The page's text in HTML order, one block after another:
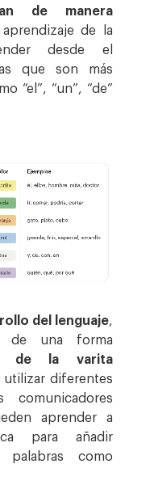
de manera
de la
desde el
que son más
“el”, “un”, “de”
del lenguaje,
de una forma
de la varita
utilizar diferentes
aprender a
para añadir
como